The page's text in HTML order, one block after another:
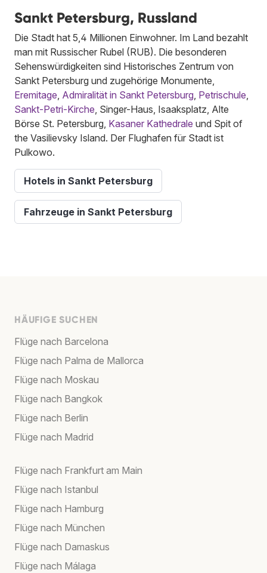
Sankt Petersburg, Russland
Die Stadt hat 5,4 Millionen Einwohner. Im Land bezahlt
man mit Russischer Rubel (RUB). Die besonderen
Sehenswürdigkeiten sind Historisches Zentrum von
Sankt Petersburg und zugehörige Monumente,
Eremitage, Admiralität in Sankt Petersburg, Petrischule,
Sankt-Petri-Kirche, Singer-Haus, Isaaksplatz, Alte
Börse St. Petersburg, Kasaner Kathedrale und Spit of
the Vasilievsky Island. Der Flughafen für Stadt ist
Pulkowo.
Hotels in Sankt Petersburg
Fahrzeuge in Sankt Petersburg
HÄUFIGE SUCHEN
Flüge nach Barcelona
Flüge nach Palma de Mallorca
Flüge nach Moskau
Flüge nach Bangkok
Flüge nach Berlin
Flüge nach Madrid
Flüge nach Frankfurt am Main
Flüge nach Istanbul
Flüge nach Hamburg
Flüge nach München
Flüge nach Damaskus
Flüge nach Málaga